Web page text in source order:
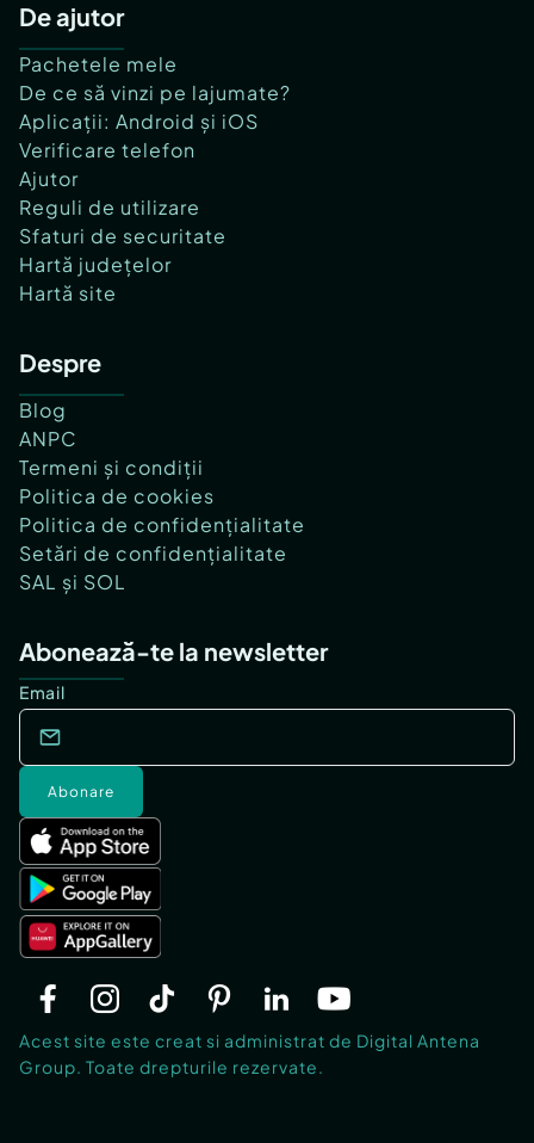
De ajutor
Pachetele mele
De ce să vinzi pe lajumate?
Aplicații: Android și iOS
Verificare telefon
Ajutor
Reguli de utilizare
Sfaturi de securitate
Hartă județelor
Hartă site
Despre
Blog
ANPC
Termeni și condiții
Politica de cookies
Politica de confidențialitate
Setări de confidențialitate
SAL și SOL
Abonează-te la newsletter
Email
Abonare
Acest site este creat si administrat de Digital Antena
Group. Toate drepturile rezervate.